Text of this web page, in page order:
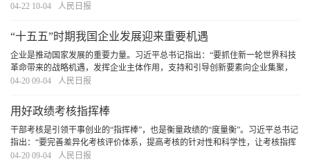
国际上开展合作的同时，坚持独立自主、自立自强，更好承担起我们的历史责
04-22 10-04 人民日报
“十五五”时期我国企业发展迎来重要机遇
企业是推动国家发展的重要力量。习近平总书记指出：“要抓住新一轮世界科技
革命带来的战略机遇，发挥企业主体作用，支持和引导创新要素向企业集聚，
不断增强企业创新动力、创新活力、创新实力。”“十五五”规划纲要确定了未来
04-20 09-04 人民日报
用好政绩考核指挥棒
干部考核是引领干事创业的“指挥棒”，也是衡量政绩的“度量衡”。习近平总书记
指出：“要完善差异化考核评价体系，提高考核的针对性和科学性，让考核指挥
棒真正管用。”引导广大党员干部树立和践行正确政绩观，创造造福人民、群众
04-20 09-04 人民日报